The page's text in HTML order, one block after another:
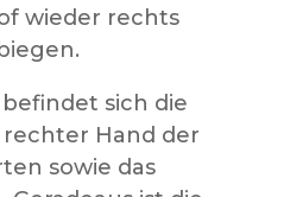
wieder rechts
sich die
Hand der
sowie das